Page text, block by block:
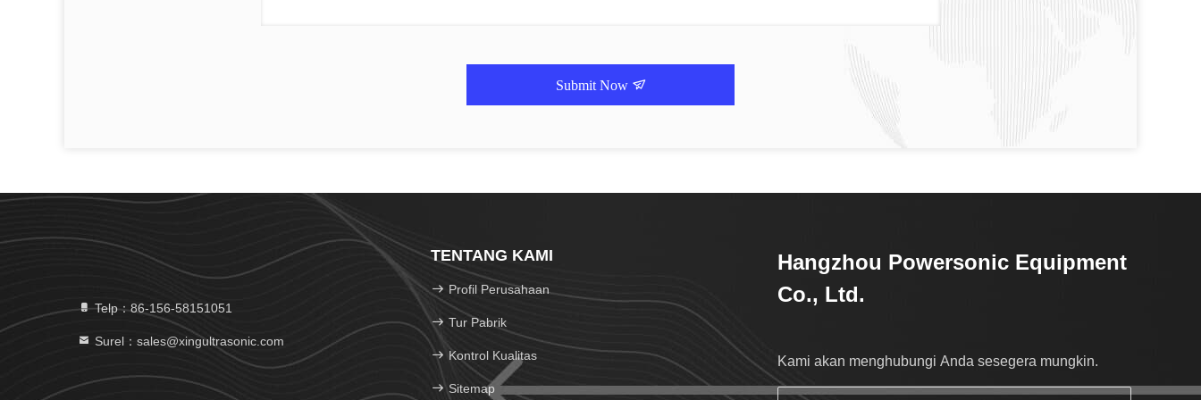
Submit Now
Telp：86-156-58151051
Surel：sales@xingultrasonic.com
TENTANG KAMI
Profil Perusahaan
Tur Pabrik
Kontrol Kualitas
Sitemap
Hangzhou Powersonic Equipment
Co., Ltd.
Kami akan menghubungi Anda sesegera mungkin.